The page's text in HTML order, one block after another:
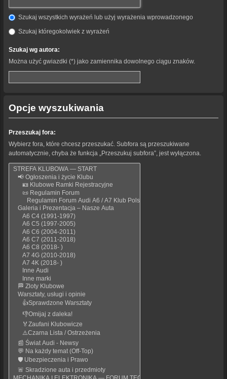
Szukaj wszystkich wyrażeń lub użyj wyrażenia wprowadzonego
Szukaj któregokolwiek z wyrażeń
Szukaj wg autora:
Można użyć gwiazdki (*) jako zamiennika dowolnego ciągu znaków.
Opcje wyszukiwania
Przeszukaj fora:
Wybierz fora, które chcesz przeszukać. Subfora są przeszukiwane
automatycznie, chyba że funkcja „Przeszukuj subfora”, jest wyłączona.